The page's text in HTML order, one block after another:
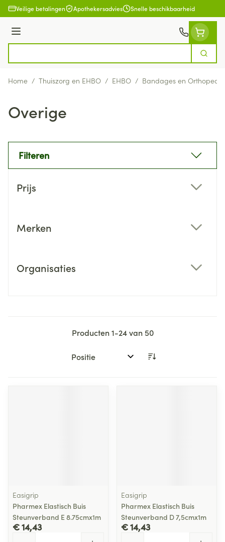
Ga naar de inhoud
Veilige betalingen Apothekersadvies Snelle beschikbaarheid
Menu
Zoek
Home / Thuiszorg en EHBO / EHBO / Bandages en
Overige
Filteren
Prijs
Merken
Organisaties
Producten1-24van50
Sorteer op:
Easigrip
Pharmex Elastisch Buis
Steunverband E 8.75cmx1m
€ 14,43
Easigrip
Pharmex Elastisch Buis
Steunverband D 7,5cmx1m
€ 14,43